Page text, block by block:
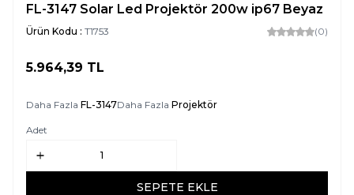
FL-3147 Solar Led Projektör 200w ip67 Beyaz
Ürün Kodu : T1753 (0)
5.964,39 TL
Daha Fazla FL-3147Daha Fazla Projektör
Adet
SEPETE EKLE